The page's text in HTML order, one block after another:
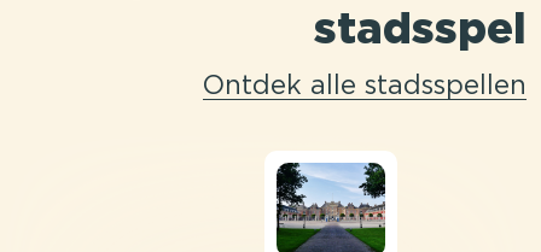
stadsspel
Ontdek alle stadsspellen